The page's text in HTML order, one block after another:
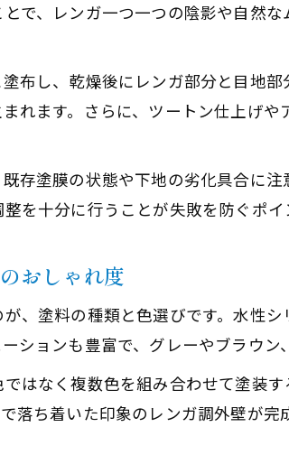
レンガ調塗装で重要なダメ
ダメ込みでレンガ調塗装の
プロが教えるレンガ調外壁
グレー塗装でレンガ調外壁
レンガ調サイディングのグレ
サイディング塗装で叶えるグ
ツートン塗装が映えるグレー
塗装で長持ちするレンガ調外壁
レンガ調外壁を塗装で長持
塗装選びが左右するレンガ
で、レンガ一つ一つの陰影や自然
布し、乾燥後にレンガ部分と目地
れます。さらに、ツートン仕上げ
存塗膜の状態や下地の劣化具合に
を十分に行うことが失敗を防ぐポイ
おしゃれ度
、塗料の種類と色選びです。水性
ションも豊富で、グレーやブラウ
はなく複数色を組み合わせて塗装
落ち着いた印象のレンガ調外壁が